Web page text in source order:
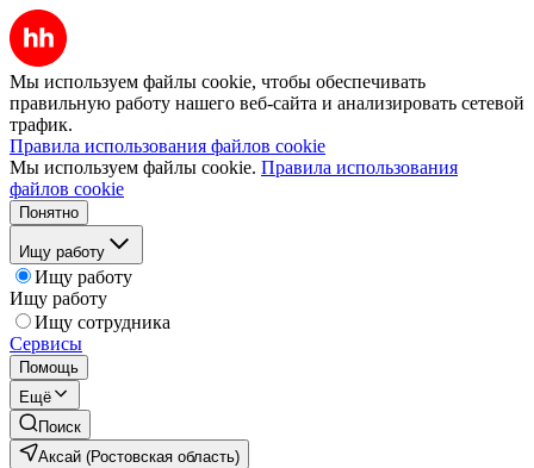
Мы используем файлы cookie, чтобы обеспечивать
правильную работу нашего веб-сайта и анализировать сетевой
трафик.
Правила использования файлов cookie
Мы используем файлы cookie. Правила использования
файлов cookie
Понятно
Ищу работу
Ищу работу
Ищу работу
Ищу сотрудника
Сервисы
Помощь
Ещё
Поиск
Аксай (Ростовская область)